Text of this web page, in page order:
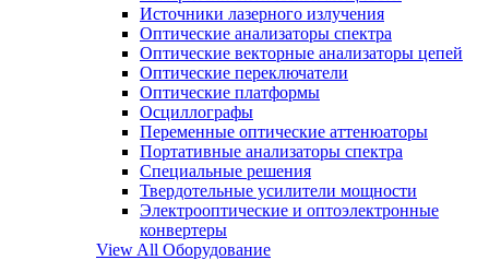
Источники лазерного излучения
Оптические анализаторы спектра
Оптические векторные анализаторы цепей
Оптические переключатели
Оптические платформы
Осциллографы
Переменные оптические аттенюаторы
Портативные анализаторы спектра
Специальные решения
Твердотельные усилители мощности
Электрооптические и оптоэлектронные
конвертеры
View All Оборудование